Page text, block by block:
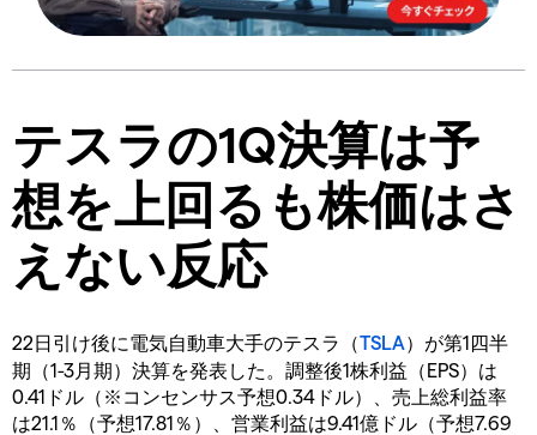
テスラの1Q決算は予
想を上回るも株価はさ
えない反応
22日引け後に電気自動車大手のテスラ（TSLA）が第1四半
期（1-3月期）決算を発表した。調整後1株利益（EPS）は
0.41ドル（※コンセンサス予想0.34ドル）、売上総利益率
は21.1％（予想17.81％）、営業利益は9.41億ドル（予想7.69